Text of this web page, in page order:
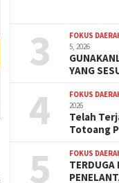
3 FOKUS
5, 2026
YANG
4 FOKUS
2026
Telah
Totoang
5 FOKUS
TERDUGA